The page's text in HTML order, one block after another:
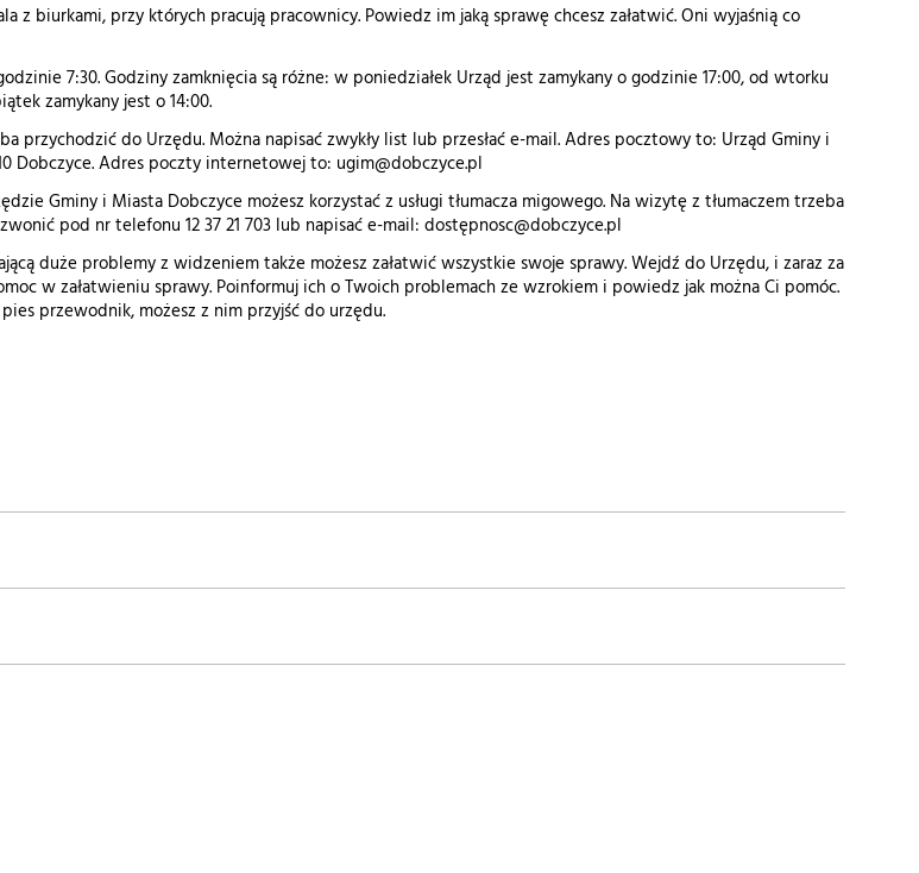
z biurkami, przy których pracują pracownicy. Powiedz im jaką sprawę chcesz załatwić. Oni wyjaśnią co
7:30. Godziny zamknięcia są różne: w poniedziałek Urząd jest zamykany o godzinie 17:00, od wtorku
zamykany jest o 14:00.
przychodzić do Urzędu. Można napisać zwykły list lub przesłać e-mail. Adres pocztowy to: Urząd Gminy i
Dobczyce. Adres poczty internetowej to: ugim@dobczyce.pl
Gminy i Miasta Dobczyce możesz korzystać z usługi tłumacza migowego. Na wizytę z tłumaczem trzeba
pod nr telefonu 12 37 21 703 lub napisać e-mail: dostępnosc@dobczyce.pl
duże problemy z widzeniem także możesz załatwić wszystkie swoje sprawy. Wejdź do Urzędu, i zaraz za
w załatwieniu sprawy. Poinformuj ich o Twoich problemach ze wzrokiem i powiedz jak można Ci pomóc.
przewodnik, możesz z nim przyjść do urzędu.